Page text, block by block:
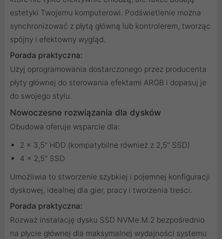
estetyki Twojemu komputerowi. Podświetlenie można
synchronizować z płytą główną lub kontrolerem, tworząc
spójny i efektowny wygląd.
Porada praktyczna:
Użyj oprogramowania dostarczonego przez producenta
płyty głównej do sterowania efektami ARGB i dopasuj je
do swojego stylu.
Nowoczesne rozwiązania dla dysków
Obudowa oferuje wsparcie dla:
2 x 3,5" HDD (kompatybilne również z 2,5" SSD)
4 x 2,5" SSD
Umożliwia to stworzenie szybkiej i pojemnej konfiguracji
dyskowej, idealnej dla gier, pracy i tworzenia treści.
Porada praktyczna:
Rozważ instalację dysku SSD NVMe M.2 bezpośrednio
na płycie głównej dla maksymalnej wydajności systemu